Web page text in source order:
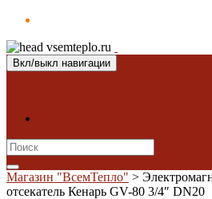
Вкл/выкл навигации
Search
for:
Магазин "ВсемТепло" >
отсекатель Кенарь GV-80 3/4″ DN20